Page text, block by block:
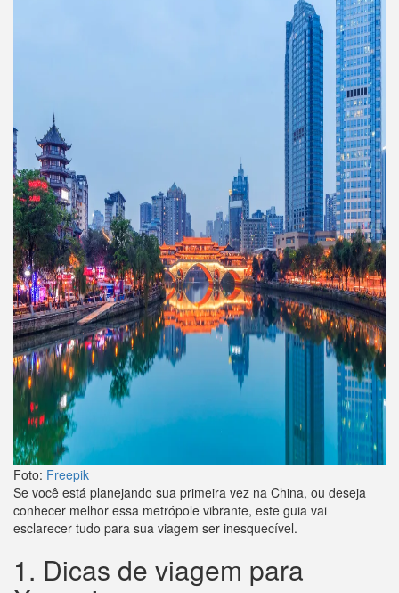
Foto: Freepik
Se você está planejando sua primeira vez na China, ou deseja
conhecer melhor essa metrópole vibrante, este guia vai
esclarecer tudo para sua viagem ser inesquecível.
1. Dicas de viagem para